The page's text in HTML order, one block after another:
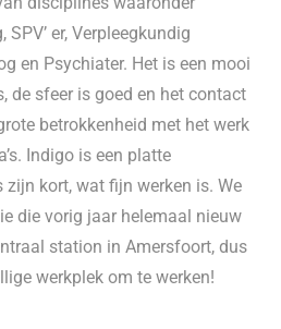
er, Verpleegkundig
en Psychiater. Het is een mooi
de sfeer is goed en het contact
betrokkenheid met het werk
Indigo is een platte
kort, wat fijn werken is. We
die vorig jaar helemaal nieuw
station in Amersfoort, dus
werkplek om te werken!